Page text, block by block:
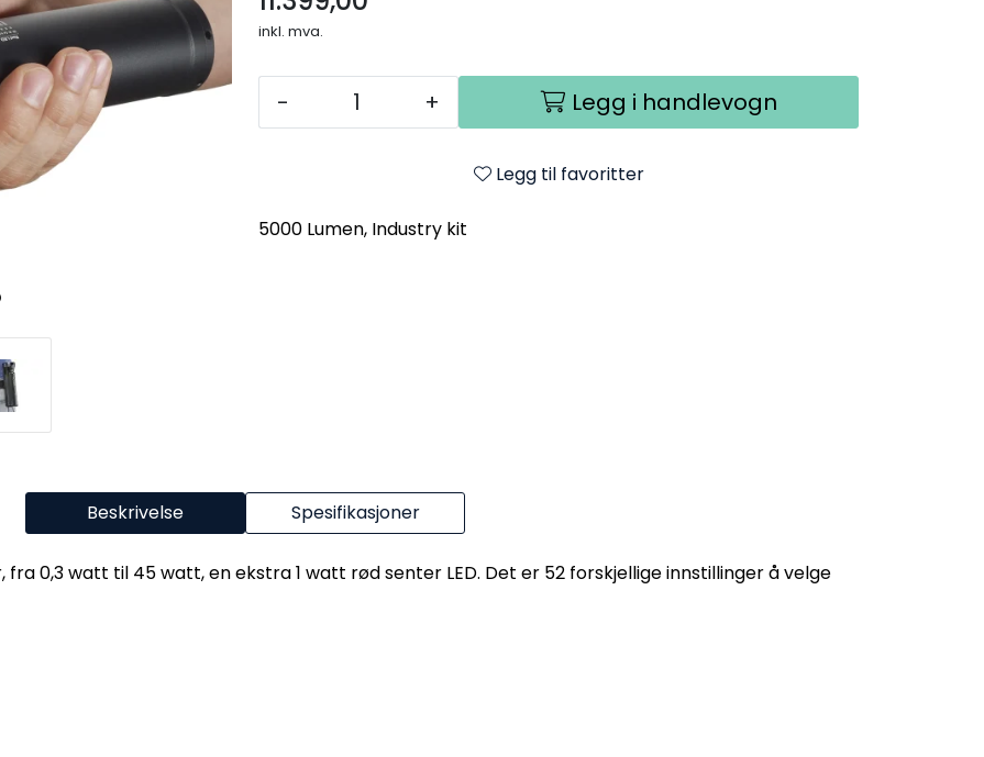
inkl. mva.
- + Legg i handlevogn
Legg til favoritter
5000 Lumen, Industry kit
Beskrivelse Spesifikasjoner
0,3 watt til 45 watt, en ekstra 1 watt rød senter LED. Det er 52 forskjellige innstillinger å velge